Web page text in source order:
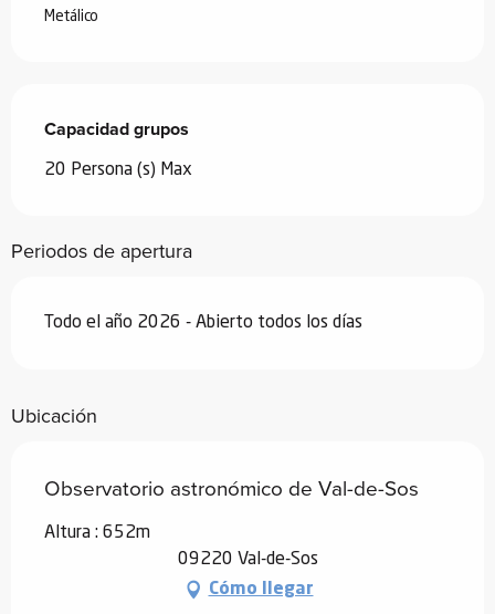
Metálico
Capacidad grupos
Capacidad grupos
20 Persona (s) Max
Periodos de apertura
Todo el año 2026 - Abierto todos los días
Ubicación
Observatorio astronómico de Val-de-Sos
Altura : 652m
09220 Val-de-Sos
Cómo llegar